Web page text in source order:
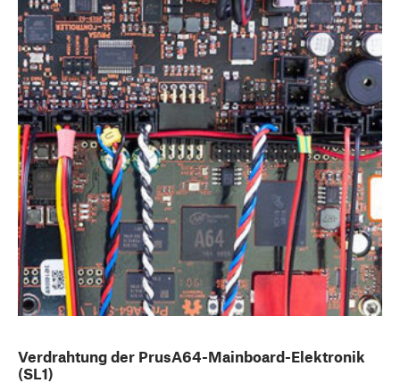
Verdrahtung der PrusA64-Mainboard-Elektronik
(SL1)